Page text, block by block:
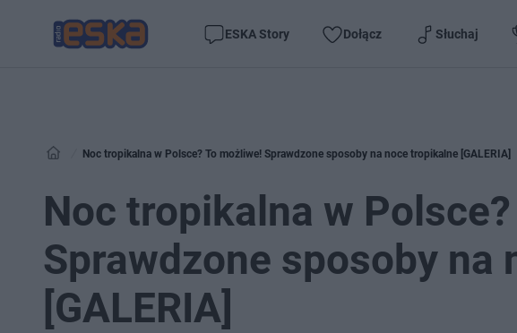
ESKA Story Dołącz Słuchaj
Noc tropikalna w Polsce? To możliwe! Sprawdzone sposoby na noce tropikalne [GALERIA]
Noc tropikalna w
Sprawdzone sposoby na
[GALERIA]